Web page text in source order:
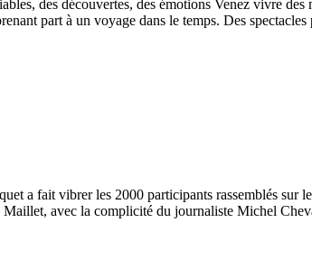
des découvertes, des émotions Venez vivre
part à un voyage dans le temps. Des
a fait vibrer les 2000 participants rassemblés
avec la complicité du journaliste Michel